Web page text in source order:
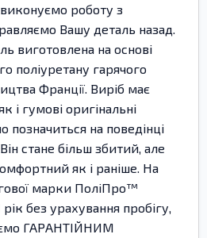
роботу з
Вашу деталь назад.
виготовлена на основі
поліуретану гарячого
Франції. Виріб має
і гумові оригінальні
позначиться на поведінці
стане більш збитий, але
як і раніше. На
марки ПоліПро™
рік без урахування пробігу,
ГАРАНТІЙНИМ